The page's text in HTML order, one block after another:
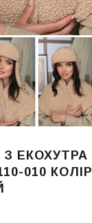
ЕКОХУТРА
010 КОЛІР